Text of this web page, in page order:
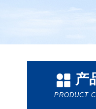
产
PRODUCT